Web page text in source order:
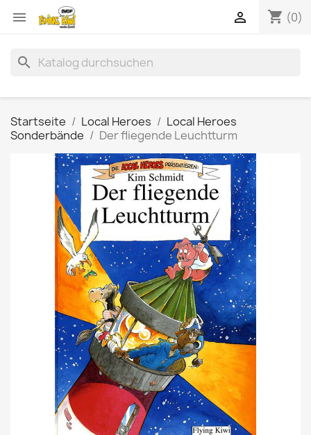
 shopping_cart (0)

search
Startseite Local Heroes
Local Heroes
Sonderbände
Der fliegende Leuchtturm